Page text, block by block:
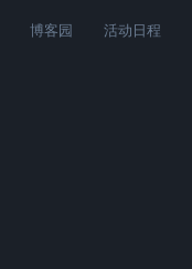
博客园 活动日程